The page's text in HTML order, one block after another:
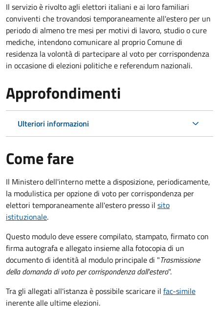
Il servizio è rivolto agli elettori italiani e ai loro familiari
conviventi che trovandosi temporaneamente all'estero per un
periodo di almeno tre mesi per motivi di lavoro, studio o cure
mediche, intendono comunicare al proprio Comune di
residenza la volontà di partecipare al voto per corrispondenza
in occasione di elezioni politiche e referendum nazionali.
Approfondimenti
Ulteriori informazioni
Come fare
Il Ministero dell'interno mette a disposizione, periodicamente,
la modulistica per opzione di voto per corrispondenza per
elettori temporaneamente all'estero presso il sito
istituzionale.
Questo modulo deve essere compilato, stampato, firmato con
firma autografa e allegato insieme alla fotocopia di un
documento di identità al modulo principale di "Trasmissione
della domanda di voto per corrispondenza dall'estero".
Tra gli allegati all'istanza è possibile scaricare il fac-simile
inerente alle ultime elezioni.